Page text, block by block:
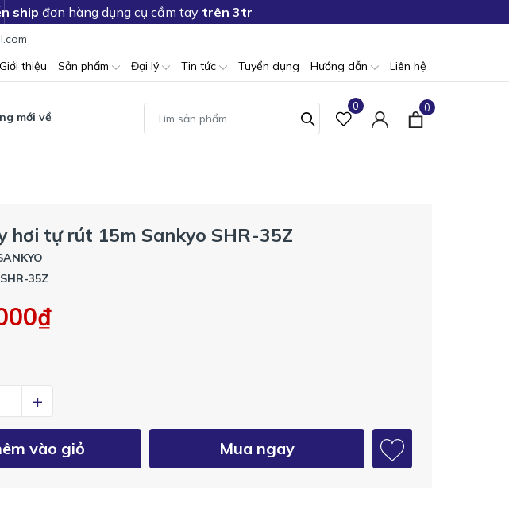
ship đơn hàng dụng cụ cầm tay trên 3tr
Giới thiệu Sản phẩm Đại lý Tin tức Tuyển dụng Hướng dẫn Liên hệ
mới về
0 0
hơi tự rút 15m Sankyo SHR-35Z
SHR-35Z
+
vào giỏ Mua ngay